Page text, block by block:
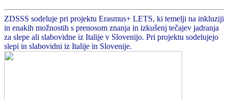
ZDSSS sodeluje pri projektu Erasmus+ LETS, ki temelji na inkluziji
in enakih možnostih s prenosom znanja in izkušenj tečajev jadranja
za slepe ali slabovidne iz Italije v Slovenijo. Pri projektu sodelujejo
slepi in slabovidni iz Italije in Slovenije.